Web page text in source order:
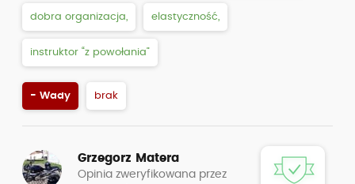
dobra organizacja, elastyczność,
instruktor “z powołania”
- Wady brak
Grzegorz Matera
Opinia zweryfikowana przez